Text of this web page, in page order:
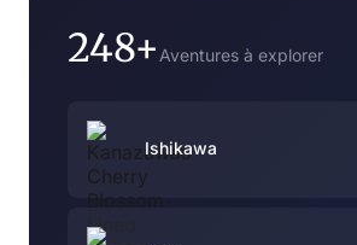
248+ Aventures à explorer
Ishikawa